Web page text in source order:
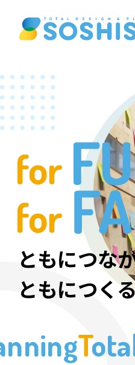
ともにつな
ともにつく